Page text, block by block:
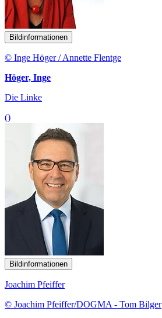
Bildinformationen
© Inge Höger / Annette Flentge
Höger, Inge
Die Linke
()
Bildinformationen
Joachim Pfeiffer
© Joachim Pfeiffer/DOGMA - Tom Bilger